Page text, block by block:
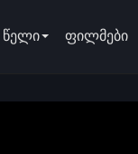
წელი ფილმები